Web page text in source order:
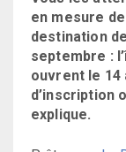
en mesure
destination
septembre :
ouvrent le
d’inscription
explique.